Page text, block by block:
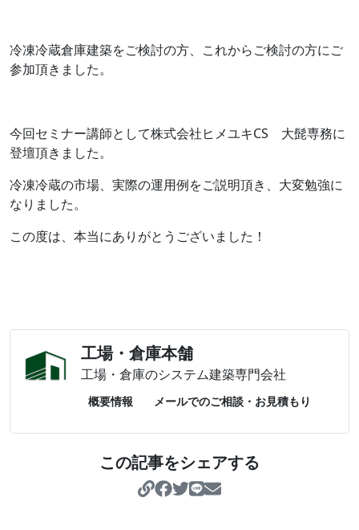
冷凍冷蔵倉庫建築をご検討の方、これからご検討の方にご
参加頂きました。
今回セミナー講師として株式会社ヒメユキCS 大髭専務に
登壇頂きました。
冷凍冷蔵の市場、実際の運用例をご説明頂き、大変勉強に
なりました。
この度は、本当にありがとうございました！
工場・倉庫本舗
工場・倉庫のシステム建築専門会社
概要情報 メールでのご相談・お見積もり
この記事をシェアする
https://koujo-